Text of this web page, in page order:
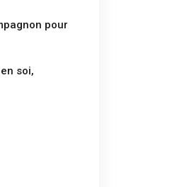
pour
soi,